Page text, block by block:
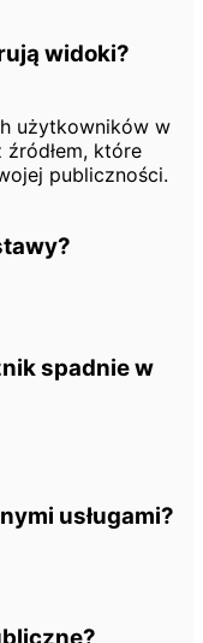
widoki?
użytkowników w
które
publiczności.
spadnie w
usługami?